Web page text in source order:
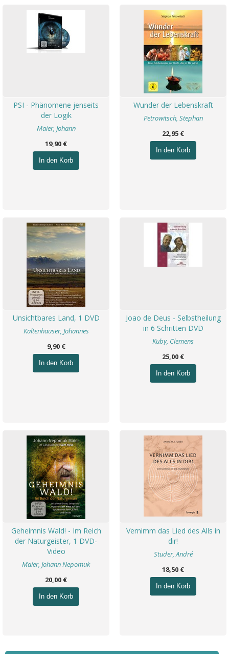
PSI - Phänomene jenseits
der Logik
Maier, Johann
19,90 €
In den Korb
Wunder der Lebenskraft
Petrowitsch, Stephan
22,95 €
In den Korb
Unsichtbares Land, 1 DVD
Kaltenhauser, Johannes
9,90 €
In den Korb
Joao de Deus - Selbstheilung
in 6 Schritten DVD
Kuby, Clemens
25,00 €
In den Korb
Geheimnis Wald! - Im Reich
der Naturgeister, 1 DVD-
Video
Maier, Johann Nepomuk
20,00 €
In den Korb
Vernimm das Lied des Alls in
dir!
Studer, André
18,50 €
In den Korb